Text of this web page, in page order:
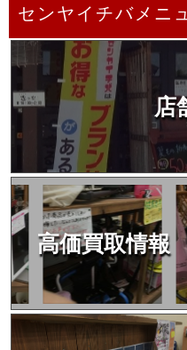
センヤイチバメニ
店
高価買取情報